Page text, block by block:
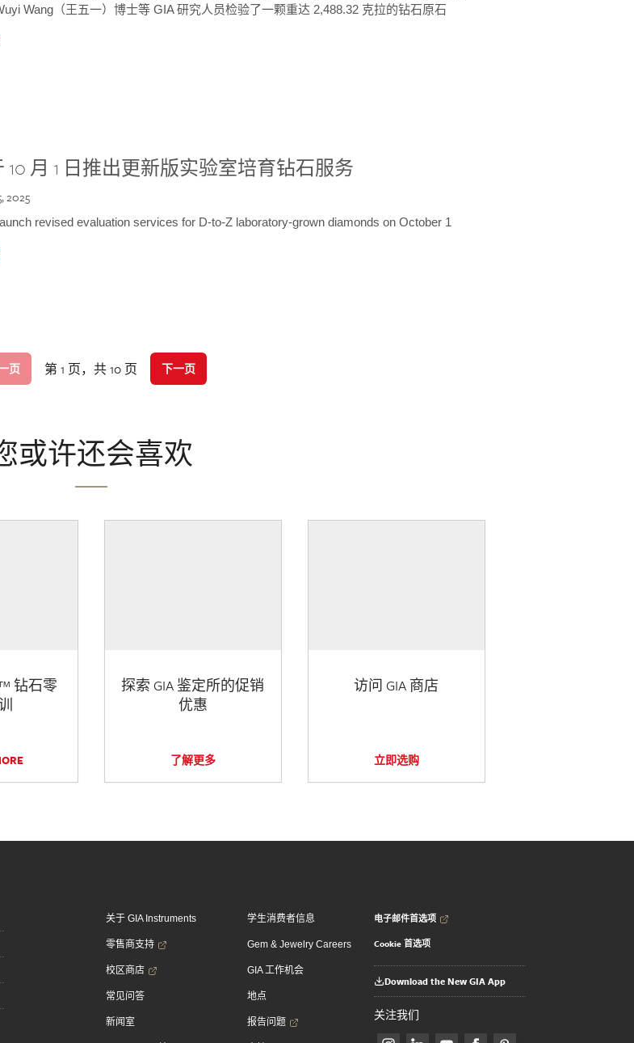
Wang（王五一）博士等 GIA 研究人员检验了一颗重达 2,488.32 克拉的钻石原石
10 月 1 日推出更新版实验室培育钻石服务
2025
revised evaluation services for D-to-Z laboratory-grown diamonds on October 1
页 第 1 页，共 10 页 下一页
或许还会喜欢
钻石零
探索 GIA 鉴定所的促销
优惠
了解更多
访问 GIA 商店
立即选购
关于 GIA Instruments
零售商支持
校区商店
常见问答
新闻室
学生消费者信息
Gem & Jewelry Careers
GIA 工作机会
地点
报告问题
电子邮件首选项
Cookie 首选项
Download the New GIA App
关注我们